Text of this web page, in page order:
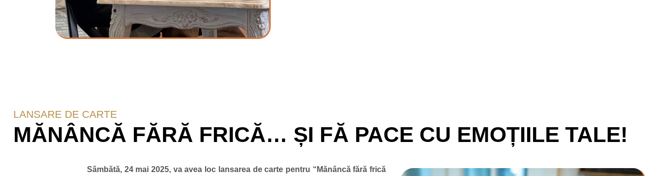
LANSARE DE CARTE
MĂNÂNCĂ FĂRĂ FRICĂ… ȘI FĂ PACE CU EMOȚIILE TALE!
Sâmbătă, 24 mai 2025, va avea loc lansarea de carte pentru “Mănâncă fără frică